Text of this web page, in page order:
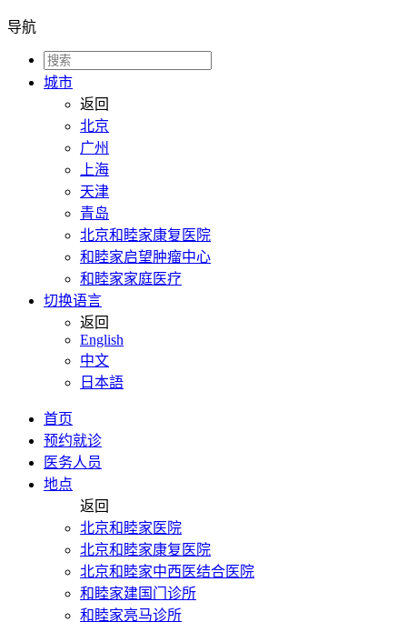
导航
城市
返回
北京
广州
上海
天津
青岛
北京和睦家康复医院
和睦家启望肿瘤中心
和睦家家庭医疗
切换语言
返回
English
中文
日本語
首页
预约就诊
医务人员
地点
返回
北京和睦家医院
北京和睦家康复医院
北京和睦家中西医结合医院
和睦家建国门诊所
和睦家亮马诊所